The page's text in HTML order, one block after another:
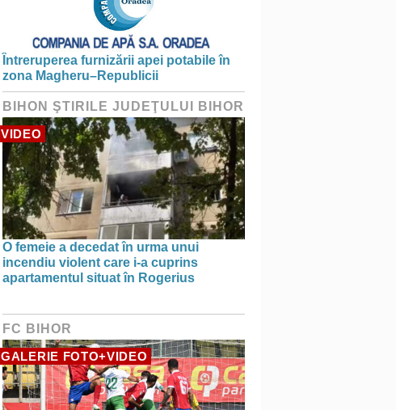
Întreruperea furnizării apei potabile în
zona Magheru–Republicii
BIHON ŞTIRILE JUDEŢULUI BIHOR
VIDEO
O femeie a decedat în urma unui
incendiu violent care i-a cuprins
apartamentul situat în Rogerius
FC BIHOR
GALERIE FOTO+VIDEO